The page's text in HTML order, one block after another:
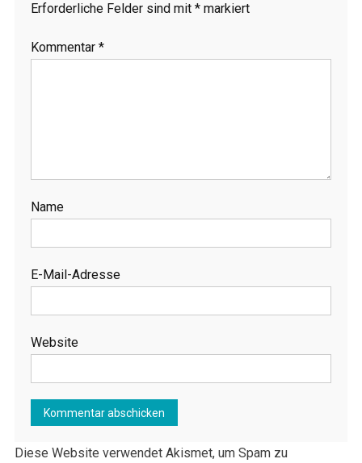
Erforderliche Felder sind mit *markiert
Kommentar *
Name
E-Mail-Adresse
Website
Diese Website verwendet Akismet, um Spam zu